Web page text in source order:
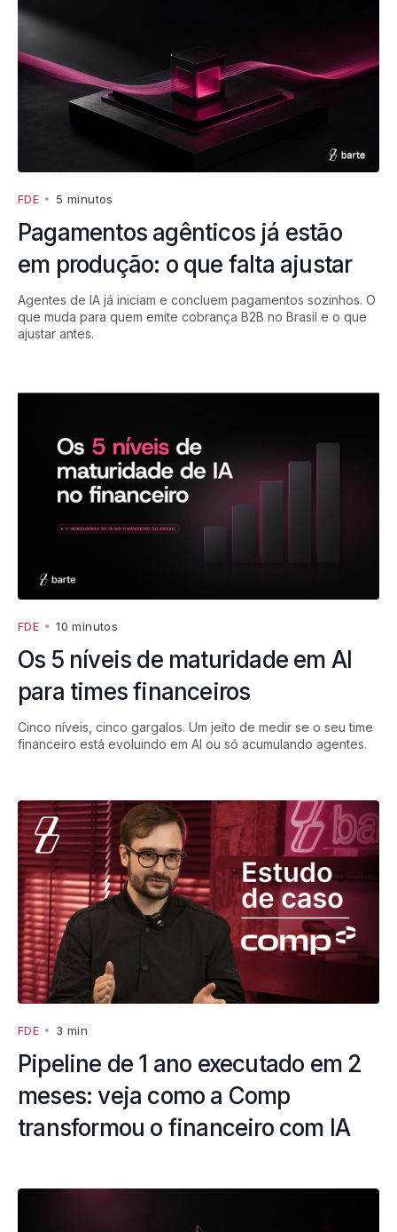
FDE • 5 minutos
Pagamentos agênticos já estão
em produção: o que falta ajustar
Agentes de IA já iniciam e concluem pagamentos sozinhos. O
que muda para quem emite cobrança B2B no Brasil e o que
ajustar antes.
FDE •10 minutos
Os 5 níveis de maturidade em AI
para times financeiros
Cinco níveis, cinco gargalos. Um jeito de medir se o seu time
financeiro está evoluindo em AI ou só acumulando agentes.
FDE • 3 min
Pipeline de 1 ano executado em 2
meses: veja como a Comp
transformou o financeiro com IA